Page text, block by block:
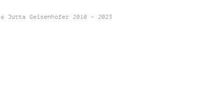
© Jutta Geisenhofer 2010 – 2023